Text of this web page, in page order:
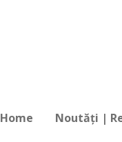
Home Noutăți |